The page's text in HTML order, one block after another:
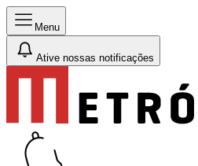
Menu
Ative nossas notificações